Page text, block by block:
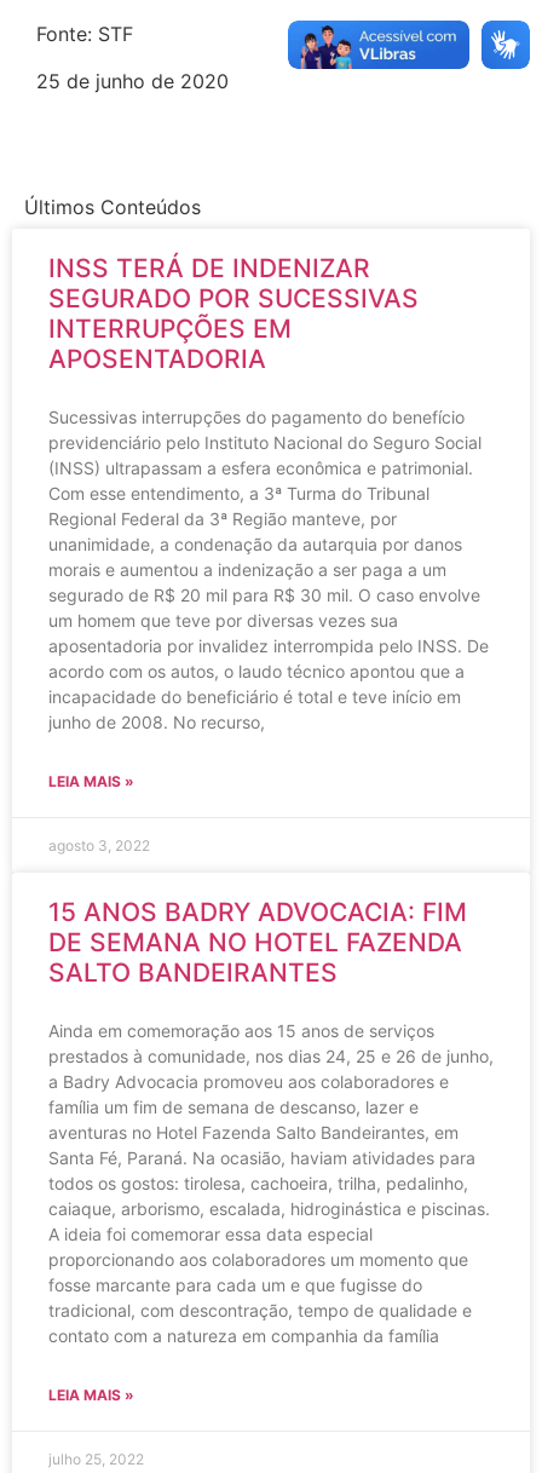
Fonte: STF
25 de junho de 2020
Últimos Conteúdos
INSS TERÁ DE INDENIZAR
SEGURADO POR SUCESSIVAS
INTERRUPÇÕES EM
APOSENTADORIA
Sucessivas interrupções do pagamento do benefício
previdenciário pelo Instituto Nacional do Seguro Social
(INSS) ultrapassam a esfera econômica e patrimonial.
Com esse entendimento, a 3ª Turma do Tribunal
Regional Federal da 3ª Região manteve, por
unanimidade, a condenação da autarquia por danos
morais e aumentou a indenização a ser paga a um
segurado de R$ 20 mil para R$ 30 mil. O caso envolve
um homem que teve por diversas vezes sua
aposentadoria por invalidez interrompida pelo INSS. De
acordo com os autos, o laudo técnico apontou que a
incapacidade do beneficiário é total e teve início em
junho de 2008. No recurso,
LEIA MAIS »
agosto 3, 2022
15 ANOS BADRY ADVOCACIA: FIM
DE SEMANA NO HOTEL FAZENDA
SALTO BANDEIRANTES
Ainda em comemoração aos 15 anos de serviços
prestados à comunidade, nos dias 24, 25 e 26 de junho,
a Badry Advocacia promoveu aos colaboradores e
família um fim de semana de descanso, lazer e
aventuras no Hotel Fazenda Salto Bandeirantes, em
Santa Fé, Paraná. Na ocasião, haviam atividades para
todos os gostos: tirolesa, cachoeira, trilha, pedalinho,
caiaque, arborismo, escalada, hidroginástica e piscinas.
A ideia foi comemorar essa data especial
proporcionando aos colaboradores um momento que
fosse marcante para cada um e que fugisse do
tradicional, com descontração, tempo de qualidade e
contato com a natureza em companhia da família
LEIA MAIS »
julho 25, 2022